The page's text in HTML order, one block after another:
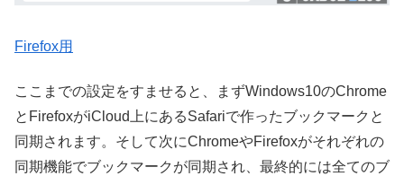
Firefox用
ここまでの設定をすませると、まずWindows10のChrome
とFirefoxがiCloud上にあるSafariで作ったブックマークと
同期されます。そして次にChromeやFirefoxがそれぞれの
同期機能でブックマークが同期され、最終的には全てのブ